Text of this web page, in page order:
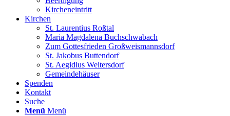
Kircheneintritt
Kirchen
St. Laurentius Roßtal
Maria Magdalena Buchschwabach
Zum Gottesfrieden Großweismannsdorf
St. Jakobus Buttendorf
St. Aegidius Weitersdorf
Gemeindehäuser
Spenden
Kontakt
Suche
Menü Menü